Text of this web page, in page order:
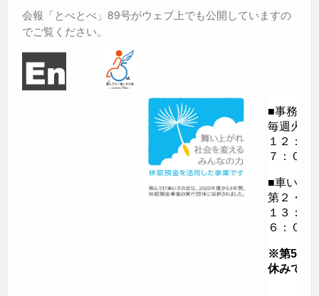
会報「とべとべ」89号がウェブ上でも公開していますの
でご覧ください。